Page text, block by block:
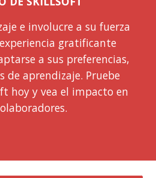
e involucre a su fuerza
gratificante
a sus preferencias,
de aprendizaje. Pruebe
hoy y vea el impacto en
.